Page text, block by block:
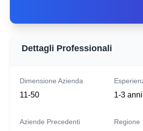
Dettagli Professionali
Dimensione Azienda
11-50 1-3 anni
Aziende Precedenti Regione